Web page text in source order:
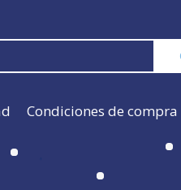
Condiciones de compra